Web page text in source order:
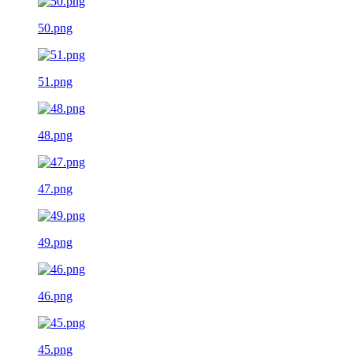
50.png
51.png
48.png
47.png
49.png
46.png
45.png